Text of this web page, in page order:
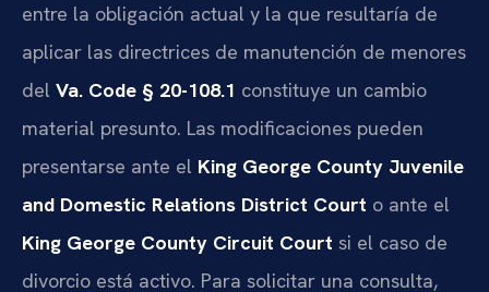
entre la obligación actual y la que resultaría de
aplicar las directrices de manutención de menores
del Va. Code § 20-108.1 constituye un cambio
material presunto. Las modificaciones pueden
presentarse ante el King George County Juvenile
and Domestic Relations District Court o ante el
King George County Circuit Court si el caso de
divorcio está activo. Para solicitar una consulta,